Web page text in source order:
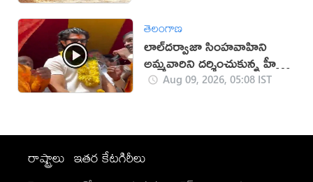
తెలంగాణ
లాల్‌దర్వాజా సింహవాహిని
అమ్మవారిని దర్శించుకున్న హీరో
విజయ్‌Aug 09, 2026, 05:08 IST
రాష్ట్రాలు ఇతర కేటగిరీలు